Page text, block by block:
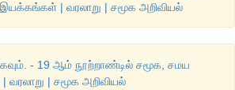
| வரலாறு | சமூக அறிவியல்
- 19 ஆம் நூற்றாண்டில் சமூக, சமய
| சமூக அறிவியல்